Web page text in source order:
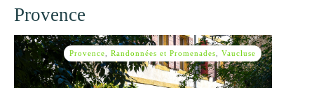
Provence
Provence Randonnées et Promenades Vaucluse